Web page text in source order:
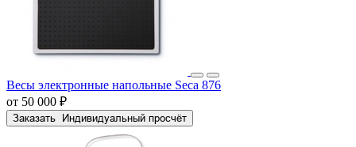
Весы электронные напольные Seca 876
от 50 000 ₽
Заказать Индивидуальный просчёт